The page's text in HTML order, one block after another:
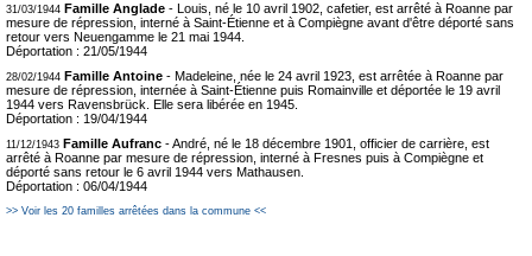
31/03/1944 Famille Anglade - Louis, né le 10 avril 1902, cafetier, est arrêté à Roanne par
mesure de répression, interné à Saint-Étienne et à Compiègne avant d'être déporté sans
retour vers Neuengamme le 21 mai 1944.
Déportation : 21/05/1944
28/02/1944 Famille Antoine - Madeleine, née le 24 avril 1923, est arrêtée à Roanne par
mesure de répression, internée à Saint-Étienne puis Romainville et déportée le 19 avril
1944 vers Ravensbrück. Elle sera libérée en 1945.
Déportation : 19/04/1944
11/12/1943 Famille Aufranc - André, né le 18 décembre 1901, officier de carrière, est
arrêté à Roanne par mesure de répression, interné à Fresnes puis à Compiègne et
déporté sans retour le 6 avril 1944 vers Mathausen.
Déportation : 06/04/1944
>> Voir les 20 familles arrêtées dans la commune <<